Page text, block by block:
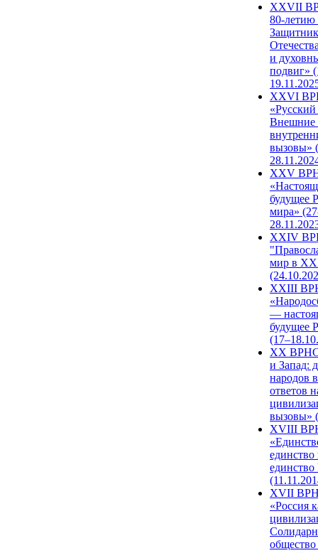
ХХVII
80-
и
подвиг»
XXVI
Внешние
вызовы»
XXV
будущее
мира»
XXIV
мир в
XXIII
—
будущее
XX ВРНС
и Запад:
народов
ответов
вызовы»
XVIII
единство
единство
XVII
«Россия